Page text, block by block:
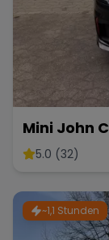
Mini John
Fahrspaß
5.0 (32)
~1,1 Stunden